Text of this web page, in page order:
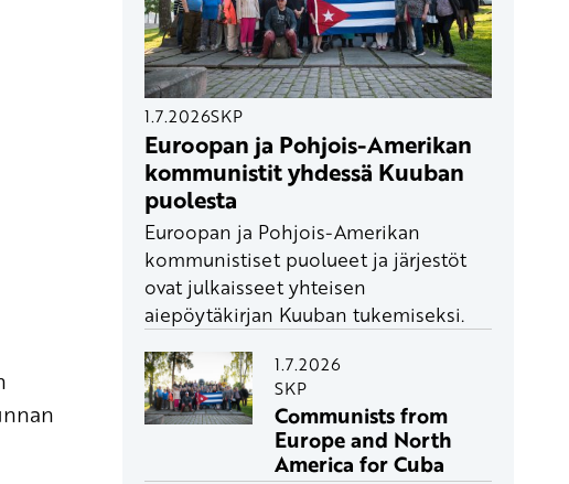
1.7.2026SKP
Euroopan ja Pohjois-Amerikan
kommunistit yhdessä Kuuban
puolesta
Euroopan ja Pohjois-Amerikan
kommunistiset puolueet ja järjestöt
ovat julkaisseet yhteisen
aiepöytäkirjan Kuuban tukemiseksi.
1.7.2026
SKP
Communists from
Europe and North
America for Cuba